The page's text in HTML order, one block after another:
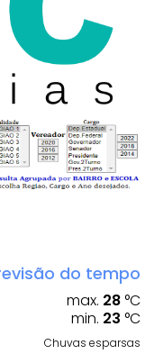
do tempo
max. 28 °C
min. 23 °C
Chuvas esparsas